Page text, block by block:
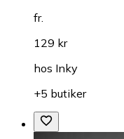
fr.
129 kr
hos Inky
+5 butiker